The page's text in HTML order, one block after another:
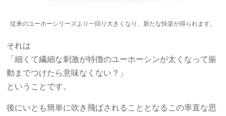
従来のユーホーシリーズより一回り大きくなり、新たな快楽が得られます。
それは
「細くて繊細な刺激が特徴のユーホーシンが太くなって振
動までつけたら意味なくない？」
ということです。
後にいとも簡単に吹き飛ばされることとなるこの率直な思